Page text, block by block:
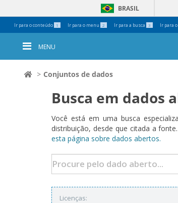
Ir para o conteúdo 1 Ir para o menu 2 Ir para a busca 3 Ir para
BRASIL
MENU
Conjuntos de dados
Busca em dados
Você está em uma busca
distribuição, desde que citada a
esta página sobre dados abertos.
Licenças: